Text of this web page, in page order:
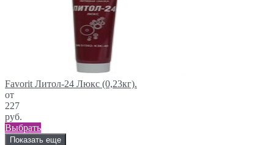
Favorit Литол-24 Люкс (0,23кг).
от
227
руб.
Выбрать
Показать еще